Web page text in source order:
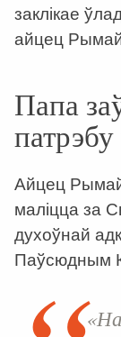
заклікае
айцец
Папа
Айцец
маліцца за
духоўнай
Паўсюдным